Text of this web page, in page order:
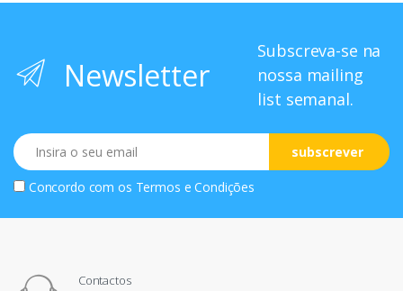
Newsletter
Subscreva-se na
nossa mailing
list semanal.
Email
subscrever
Concordo com os Termos e Condições
Contactos